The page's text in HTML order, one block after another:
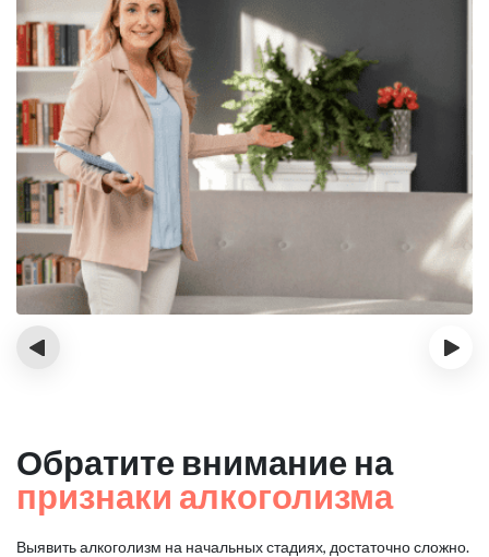
‹ ›
Обратите внимание на
признаки алкоголизма
Выявить алкоголизм на начальных стадиях, достаточно сложно.